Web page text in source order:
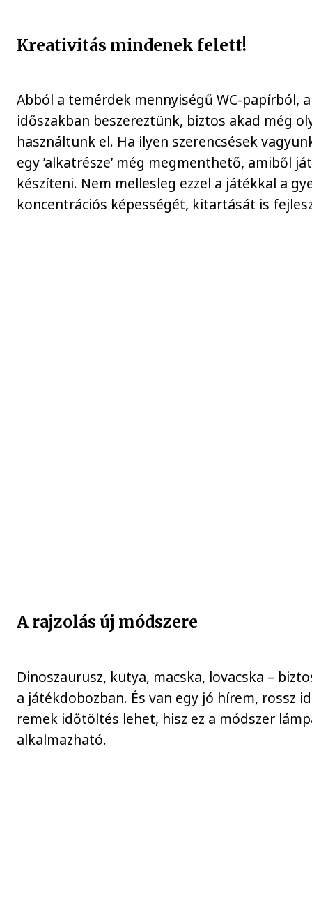
Kreativitás mindenek felett!
Abból a temérdek mennyiségű WC-papírból,
időszakban beszereztünk, biztos akad még
használtunk el. Ha ilyen szerencsések
egy ’alkatrésze’ még megmenthető, amiből
készíteni. Nem mellesleg ezzel a játékkal a
koncentrációs képességét, kitartását is
A rajzolás új módszere
Dinoszaurusz, kutya, macska, lovacska –
a játékdobozban. És van egy jó hírem, rossz
remek időtöltés lehet, hisz ez a módszer
alkalmazható.